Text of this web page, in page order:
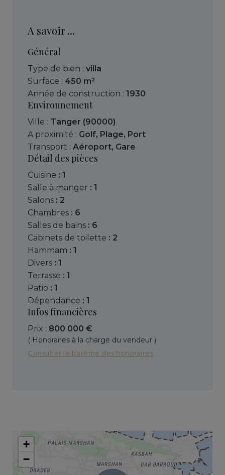
A savoir ...
Général
Type de bien : villa
Surface : 450 m²
Année de construction : 1930
Environnement
Ville : Tanger (90000)
A proximité : Golf, Plage, Port
Transport : Aéroport, Gare
Détail des pièces
cuisine : 1
salle à manger : 1
salons : 2
chambres : 6
salles de bains : 6
cabinets de toilette : 2
hammam : 1
divers : 1
terrasse : 1
patio : 1
dépendance : 1
Infos financières
Prix : 800 000 €
( Honoraires à la charge du vendeur )
Consulter le barème des honoraires
+
−